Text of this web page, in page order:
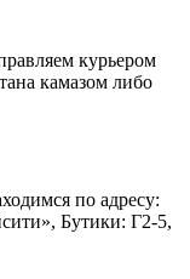
курьером
камазом либо
по адресу:
Бутики: Г2-5,